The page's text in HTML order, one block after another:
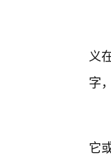
义
字
它